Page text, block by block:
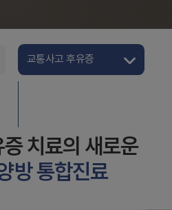
교통사고 후유증
치료의 새로운
방 통합진료